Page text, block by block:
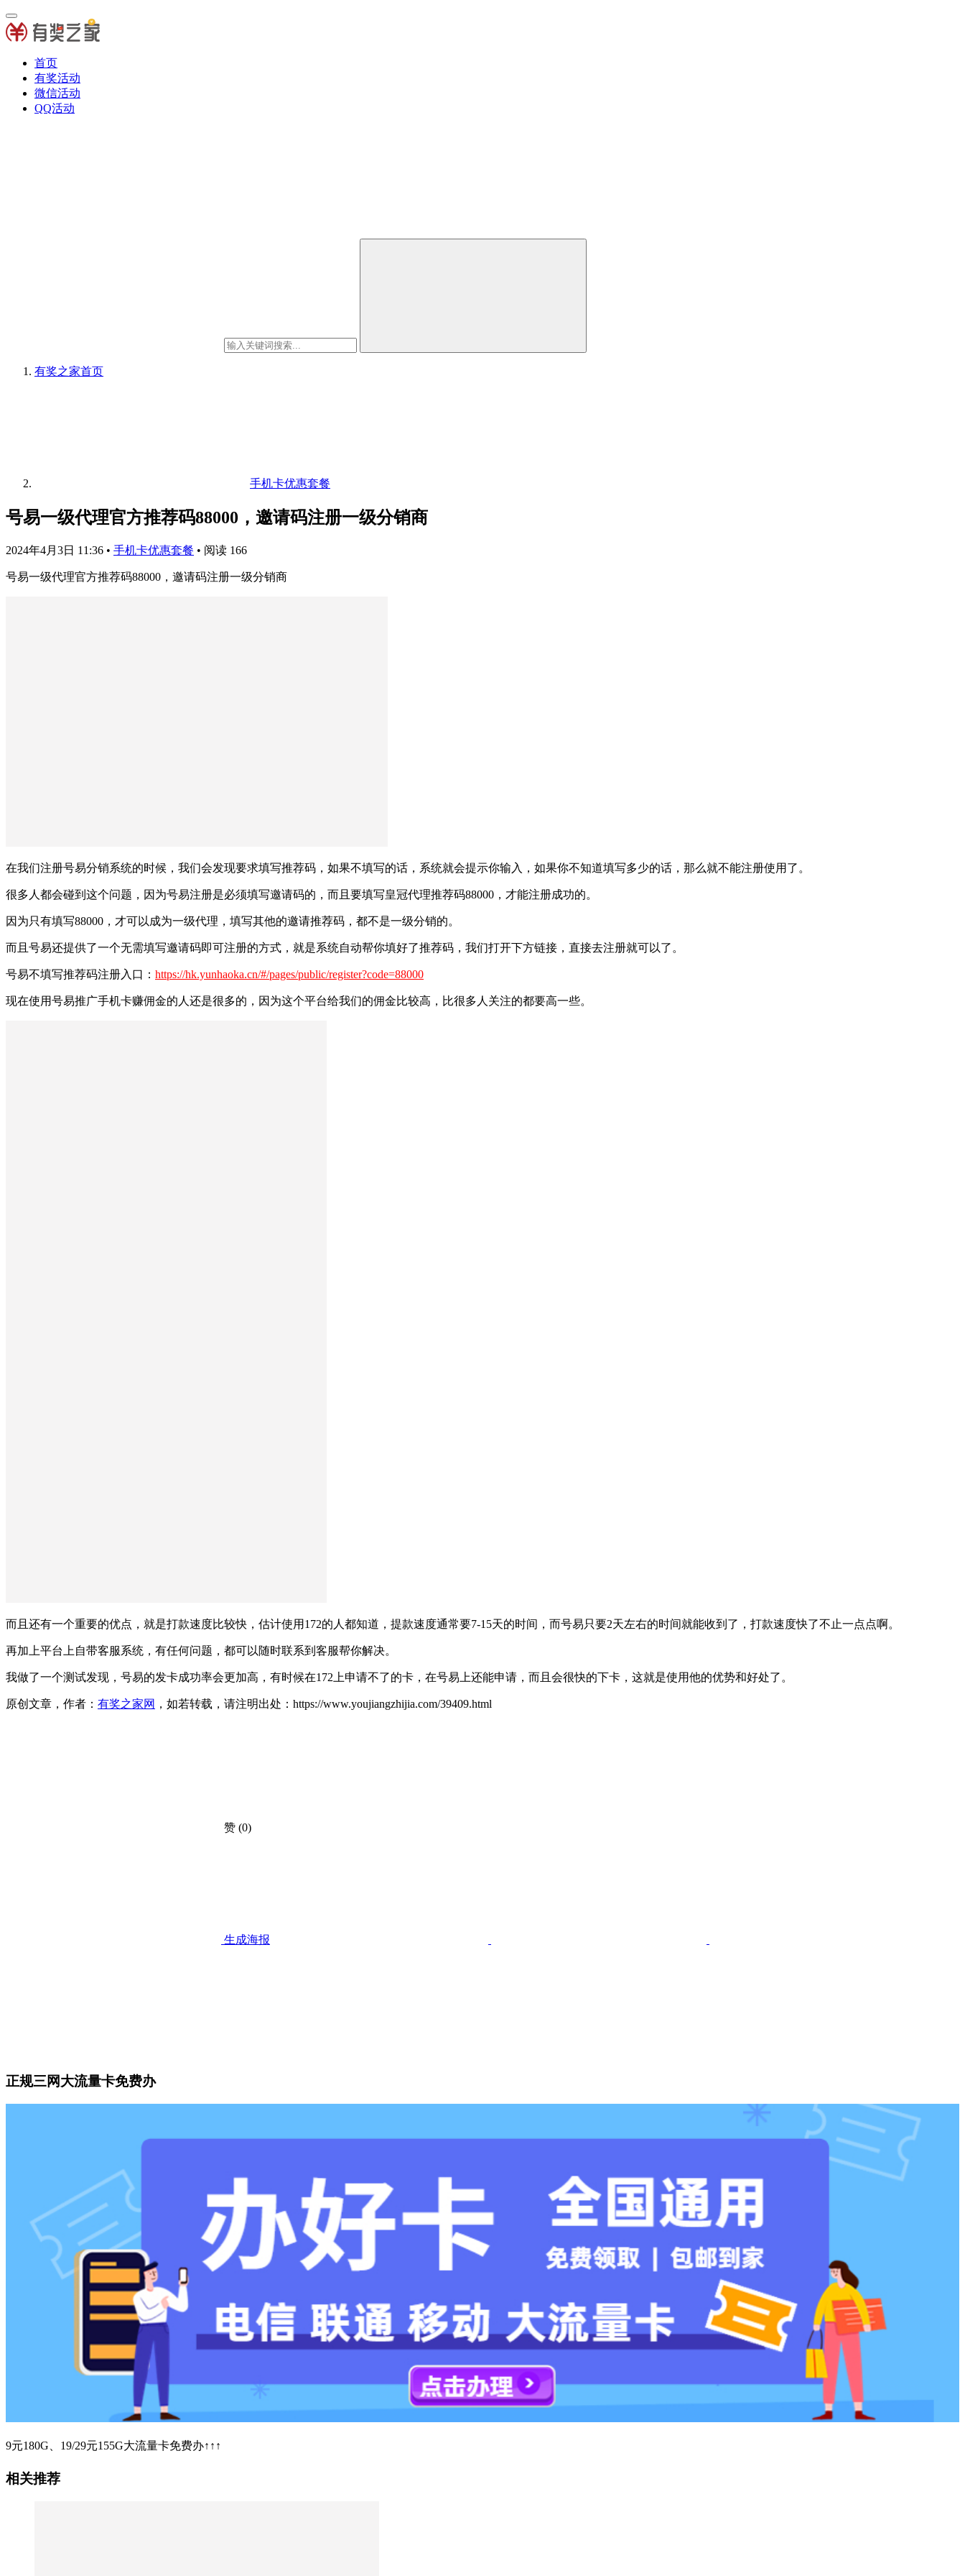
首页
有奖活动
微信活动
QQ活动
有奖之家首页
手机卡优惠套餐
号易一级代理官方推荐码88000，邀请码注册一级分销商
2024年4月3日 11:36 • 手机卡优惠套餐 • 阅读 166
号易一级代理官方推荐码88000，邀请码注册一级分销商
在我们注册号易分销系统的时候，我们会发现要求填写推荐码，如果不填写的话，系统就会提示你输入，如果你不知道填写多少的话，那么就不能注册使用了。
很多人都会碰到这个问题，因为号易注册是必须填写邀请码的，而且要填写皇冠代理推荐码88000，才能注册成功的。
因为只有填写88000，才可以成为一级代理，填写其他的邀请推荐码，都不是一级分销的。
而且号易还提供了一个无需填写邀请码即可注册的方式，就是系统自动帮你填好了推荐码，我们打开下方链接，直接去注册就可以了。
号易不填写推荐码注册入口： https://hk.yunhaoka.cn/#/pages/public/register?code=88000
现在使用号易推广手机卡赚佣金的人还是很多的，因为这个平台给我们的佣金比较高，比很多人关注的都要高一些。
而且还有一个重要的优点，就是打款速度比较快，估计使用172的人都知道，提款速度通常要7-15天的时间，而号易只要2天左右的时间就能收到了，打款速度快了不止一点点啊。
再加上平台上自带客服系统，有任何问题，都可以随时联系到客服帮你解决。
我做了一个测试发现，号易的发卡成功率会更加高，有时候在172上申请不了的卡，在号易上还能申请，而且会很快的下卡，这就是使用他的优势和好处了。
原创文章，作者： 有奖之家网 ，如若转载，请注明出处：https://www.youjiangzhijia.com/39409.html
赞 (0)
生成海报
正规三网大流量卡免费办
9元180G、19/29元155G大流量卡免费办↑↑↑
相关推荐